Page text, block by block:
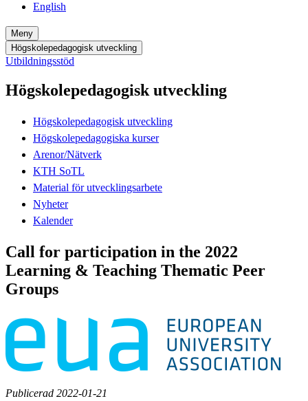
English
Meny
Högskolepedagogisk utveckling
Utbildningsstöd
Högskolepedagogisk utveckling
Högskolepedagogisk utveckling
Högskolepedagogiska kurser
Arenor/Nätverk
KTH SoTL
Material för utvecklingsarbete
Nyheter
Kalender
Call for participation in the 2022
Learning & Teaching Thematic Peer
Groups
Publicerad 2022-01-21